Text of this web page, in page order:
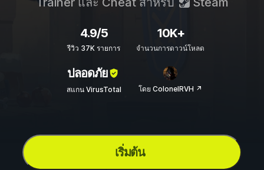
4.9/5
รีวิว 37K รายการ
10K+
จำนวนการดาวน์โหลด
ปลอดภัย
สแกน VirusTotal โดย ColonelRVH ↗
เริ่มต้น